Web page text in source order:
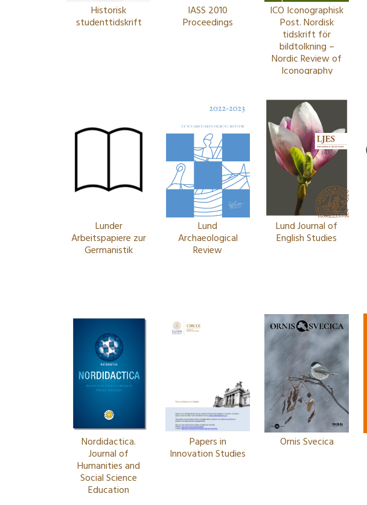
Historisk
studenttidskrift
IASS 2010
Proceedings
ICO Iconographisk
Post. Nordisk
tidskrift för
bildtolkning –
Nordic Review of
Iconography
Lunder
Arbeitspapiere zur
Germanistik
Lund
Archaeological
Review
Lund Journal of
English Studies
Nordidactica.
Journal of
Humanities and
Social Science
Education
Papers in
Innovation Studies
Ornis Svecica